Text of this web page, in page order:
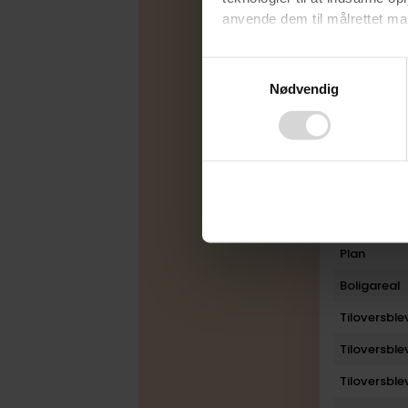
anvende dem til målrettet
Ved at klikke på ”OK”
tilbagekalde dit samtykke
Nødvendig
Plan
Boligareal